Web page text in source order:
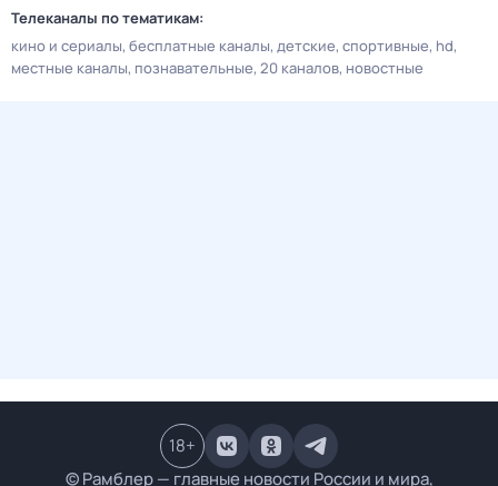
Телеканалы по тематикам:
кино и сериалы бесплатные каналы детские спортивные hd
местные каналы познавательные 20 каналов новостные
© Рамблер — главные новости России и мира,
18+